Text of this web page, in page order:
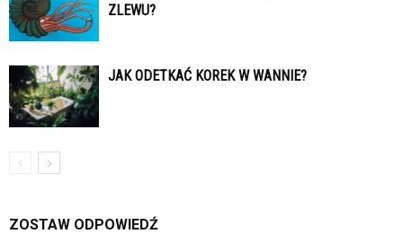
ZLEWU?
JAK ODETKAĆ KOREK W WANNIE?
ZOSTAW ODPOWIEDŹ